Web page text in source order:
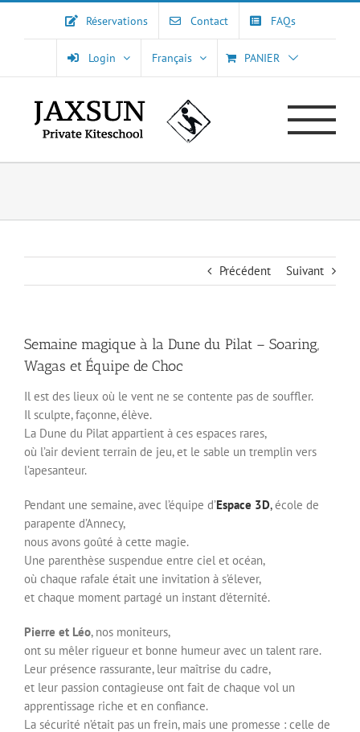
Réservations Contact FAQs
Login Français PANIER
Précédent Suivant
Semaine magique à la Dune du Pilat – Soaring,
Wagas et Équipe de Choc
Il est des lieux où le vent ne se contente pas de souffler.
Il sculpte, façonne, élève.
La Dune du Pilat appartient à ces espaces rares,
où l’air devient terrain de jeu, et le sable un tremplin vers
l’apesanteur.
Pendant une semaine, avec l’équipe d’Espace 3D,école de
parapente d’Annecy,
nous avons goûté à cette magie.
Une parenthèse suspendue entre ciel et océan,
où chaque rafale était une invitation à s’élever,
et chaque moment partagé un instant d’éternité.
Pierre et Léo, nos moniteurs,
ont su mêler rigueur et bonne humeur avec un talent rare.
Leur présence rassurante, leur maîtrise du cadre,
et leur passion contagieuse ont fait de chaque vol un
apprentissage riche et en confiance.
La sécurité n’était pas un frein, mais une promesse : celle de